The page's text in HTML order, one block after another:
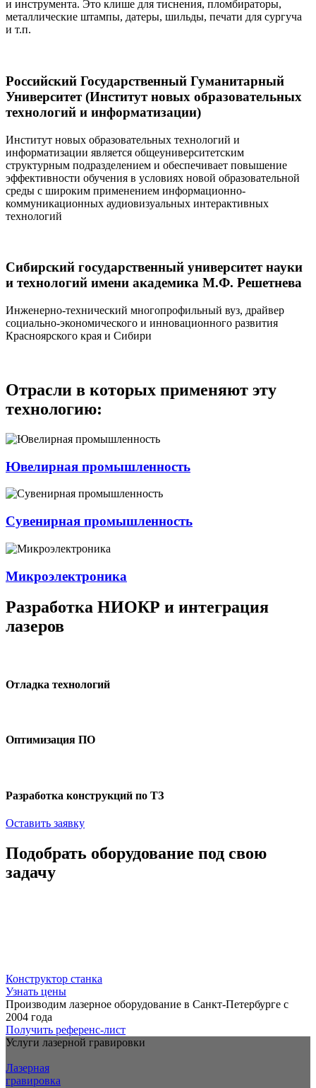
и инструмента. Это клише для тиснения, пломбираторы,
металлические штампы, датеры, шильды, печати для сургуча
и т.п.
Российский Государственный Гуманитарный
Университет (Институт новых образовательных
технологий и информатизации)
Институт новых образовательных технологий и
информатизации является общеуниверситетским
структурным подразделением и обеспечивает повышение
эффективности обучения в условиях новой образовательной
среды с широким применением информационно-
коммуникационных аудиовизуальных интерактивных
технологий
Сибирский государственный университет науки
и технологий имени академика М.Ф. Решетнева
Инженерно-технический многопрофильный вуз, драйвер
социально-экономического и инновационного развития
Красноярского края и Сибири
Отрасли в которых применяют эту
технологию:
Ювелирная промышленность
Сувенирная промышленность
Микроэлектроника
Разработка НИОКР и интеграция
лазеров
Отладка технологий
Оптимизация ПО
Разработка конструкций по ТЗ
Оставить заявку
Подобрать оборудование под свою
задачу
Конструктор станка
Узнать цены
Производим лазерное оборудование в Санкт-Петербурге с
2004 года
Получить референс-лист
Услуги лазерной гравировки
Лазерная
гравировка